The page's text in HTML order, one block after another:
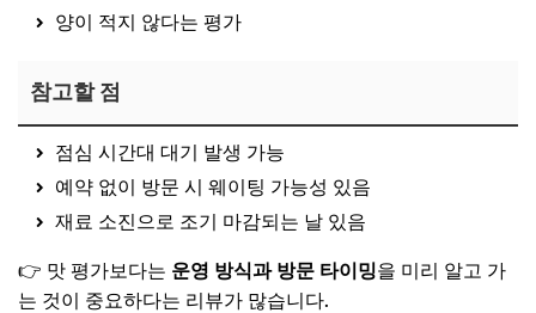
양이 적지 않다는 평가
참고할 점
점심 시간대 대기 발생 가능
예약 없이 방문 시 웨이팅 가능성 있음
재료 소진으로 조기 마감되는 날 있음
👉 맛 평가보다는 운영 방식과 방문 타이밍을 미리 알고 가
는 것이 중요하다는 리뷰가 많습니다.